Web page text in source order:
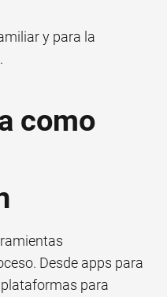
y para la
como
Desde apps para
para